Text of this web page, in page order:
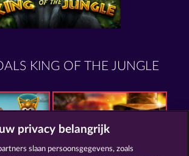
KING OF THE JUNGLE
privacy belangrijk
slaan persoonsgegevens, zoals